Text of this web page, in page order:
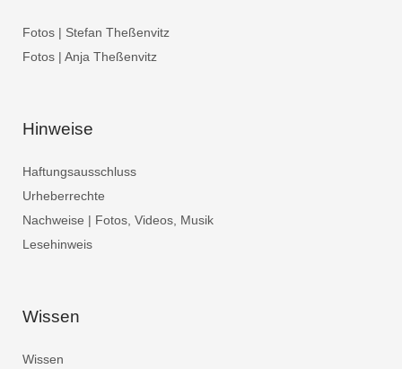
Fotos | Stefan Theßenvitz
Fotos | Anja Theßenvitz
Hinweise
Haftungsausschluss
Urheberrechte
Nachweise | Fotos, Videos, Musik
Lesehinweis
Wissen
Wissen